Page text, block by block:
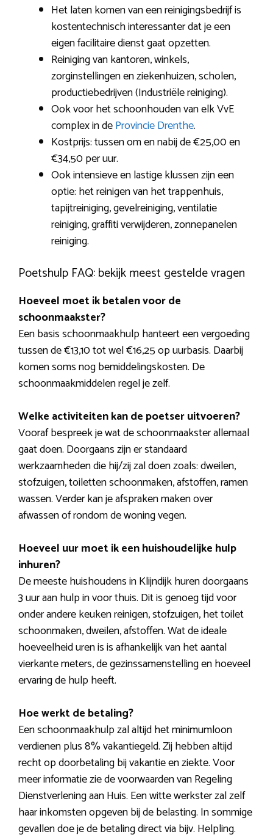
Het laten komen van een reinigingsbedrijf is
kostentechnisch interessanter dat je een
eigen facilitaire dienst gaat opzetten.
Reiniging van kantoren, winkels,
zorginstellingen en ziekenhuizen, scholen,
productiebedrijven (Industriële reiniging).
Ook voor het schoonhouden van elk VvE
complex in deProvincie Drenthe.
Kostprijs: tussen om en nabij de €25,00 en
€34,50 per uur.
Ook intensieve en lastige klussen zijn een
optie: het reinigen van het trappenhuis,
tapijtreiniging, gevelreiniging, ventilatie
reiniging, graffiti verwijderen, zonnepanelen
reiniging.
Poetshulp FAQ: bekijk meest gestelde vragen
Hoeveel moet ik betalen voor de
schoonmaakster?
Een basis schoonmaakhulp hanteert een vergoeding
tussen de €13,10 tot wel €16,25 op uurbasis. Daarbij
komen soms nog bemiddelingskosten. De
schoonmaakmiddelen regel je zelf.
Welke activiteiten kan de poetser uitvoeren?
Vooraf bespreek je wat de schoonmaakster allemaal
gaat doen. Doorgaans zijn er standaard
werkzaamheden die hij/zij zal doen zoals: dweilen,
stofzuigen, toiletten schoonmaken, afstoffen, ramen
wassen. Verder kan je afspraken maken over
afwassen of rondom de woning vegen.
Hoeveel uur moet ik een huishoudelijke hulp
inhuren?
De meeste huishoudens in Klijndijk huren doorgaans
3 uur aan hulp in voor thuis. Dit is genoeg tijd voor
onder andere keuken reinigen, stofzuigen, het toilet
schoonmaken, dweilen, afstoffen. Wat de ideale
hoeveelheid uren is is afhankelijk van het aantal
vierkante meters, de gezinssamenstelling en hoeveel
ervaring de hulp heeft.
Hoe werkt de betaling?
Een schoonmaakhulp zal altijd het minimumloon
verdienen plus 8% vakantiegeld. Zij hebben altijd
recht op doorbetaling bij vakantie en ziekte. Voor
meer informatie zie de voorwaarden van Regeling
Dienstverlening aan Huis. Een witte werkster zal zelf
haar inkomsten opgeven bij de belasting. In sommige
gevallen doe je de betaling direct via bijv. Helpling.